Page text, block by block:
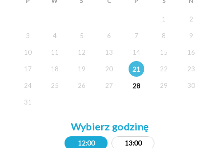
1 2
3 4 5 6 7 8 9
10 11 12 13 14 15 16
17 18 19 20 21 22 23
24 25 26 27 28 29 30
31
Wybierz godzinę
12:00 13:00